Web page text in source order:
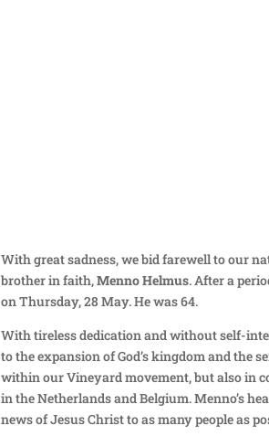
With great sadness, webidfarewell to our
brother in faith,Menno Helmus. After a
onThursday, 28 May.He was 64.
With tireless dedication and without self-
to the expansion of God’s kingdom and the
within our Vineyard movement,but also in
in the Netherlandsand Belgium. Menno’s
news of Jesus Christ to as many people as